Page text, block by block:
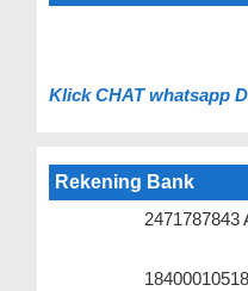
Klick CHAT whatsapp
Rekening Bank
2471787843